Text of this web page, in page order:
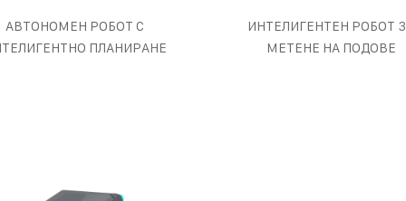
АВТОНОМЕН РОБОТ С
ПЛАНИРАНЕ
ИНТЕЛИГЕНТЕН РОБОТ
МЕТЕНЕ НА ПОДОВЕ